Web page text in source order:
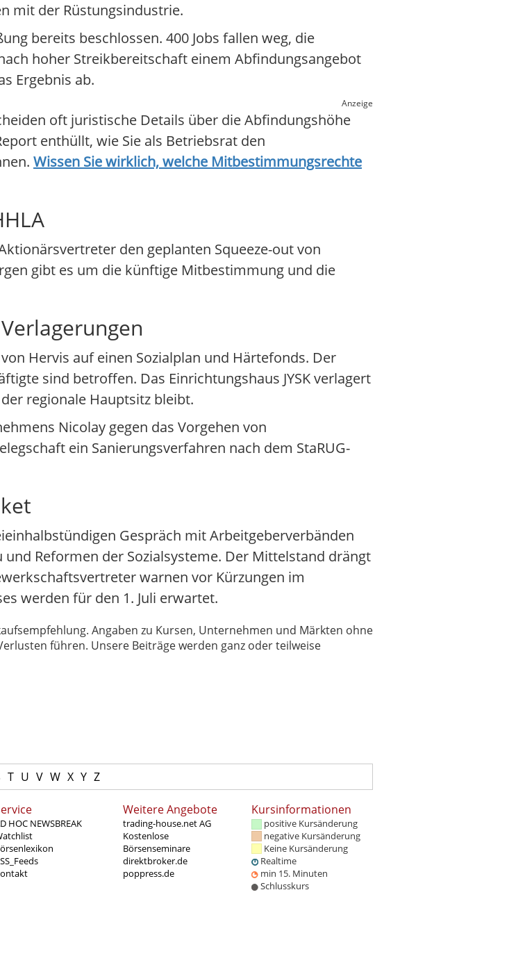
mit der Rüstungsindustrie.
bereits beschlossen. 400 Jobs fallen weg, die
hoher Streikbereitschaft einem Abfindungsangebot
Ergebnis ab.
Anzeige
oft juristische Details über die Abfindungshöhe
enthüllt, wie Sie als Betriebsrat den
Wissen Sie wirklich, welche Mitbestimmungsrechte
den geplanten Squeeze-out von
gibt es um die künftige Mitbestimmung und die
Hervis auf einen Sozialplan und Härtefonds. Der
sind betroffen. Das Einrichtungshaus JYSK verlagert
regionale Hauptsitz bleibt.
Nicolay gegen das Vorgehen von
ein Sanierungsverfahren nach dem StaRUG-
Gespräch mit Arbeitgeberverbänden
Reformen der Sozialsysteme. Der Mittelstand drängt
warnen vor Kürzungen im
werden für den 1. Juli erwartet.
Angaben zu Kursen, Unternehmen und Märkten ohne
führen. Unsere Beiträge werden ganz oder teilweise
T U V W X Y Z
HOC NEWSBREAK
Weitere Angebote
trading-house.net AG
Kostenlose
Börsenseminare
direktbroker.de
poppress.de
Kursinformationen
positive Kursänderung
negative Kursänderung
Keine Kursänderung
Realtime
min 15. Minuten
Schlusskurs